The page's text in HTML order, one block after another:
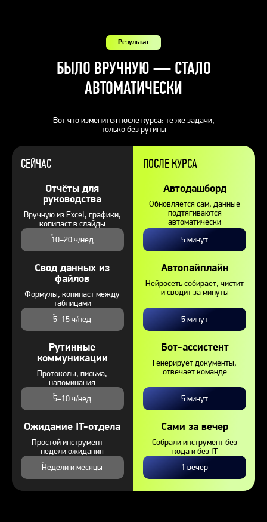
Результат
БЫЛО ВРУЧНУЮ — СТАЛО
АВТОМАТИЧЕСКИ
Вот что изменится после курса: те же задачи,
только без рутины
СЕЙЧАС ПОСЛЕ КУРСА
Отчёты для
руководства
Вручную из Excel, графики,
копипаст в слайды
10–20 ч/нед
Автодашборд
Обновляется сам, данные
подтягиваются
автоматически
5 минут
Свод данных из
файлов
Формулы, копипаст между
таблицами
5–15 ч/нед
Автопайплайн
Нейросеть собирает, чистит
и сводит за минуты
5 минут
Рутинные
коммуникации
Протоколы, письма,
напоминания
5–10 ч/нед
Бот-ассистент
Генерирует документы,
отвечает команде
5 минут
Ожидание IT-отдела
Простой инструмент —
недели ожидания
Недели и месяцы
Сами за вечер
Собрали инструмент без
кода и без IT
1 вечер